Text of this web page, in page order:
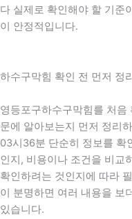
다 실제로 확인해야 할 기준
이 안정적입니다.
하수구막힘 확인 전 먼저 정
영등포구하수구막힘를 처음
문에 알아보는지 먼저 정리
03시36분 단순히 정보를 확
인지, 비용이나 조건을 비교
확인하려는 것인지에 따라
이 분명하면 여러 내용을 보
있습니다.